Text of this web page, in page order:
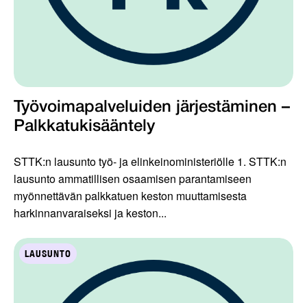
Työvoimapalveluiden järjestäminen –
Palkkatukisääntely
STTK:n lausunto työ- ja elinkeinoministeriölle 1. STTK:n
lausunto ammatillisen osaamisen parantamiseen
myönnettävän palkkatuen keston muuttamisesta
harkinnanvaraiseksi ja keston...
LAUSUNTO